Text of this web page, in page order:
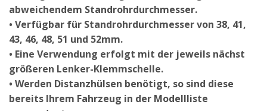
abweichendem Standrohrdurchmesser.
• Verfügbar für Standrohrdurchmesser von 38, 41,
43, 46, 48, 51 und 52mm.
• Eine Verwendung erfolgt mit der jeweils nächst
größeren Lenker-Klemmschelle.
• Werden Distanzhülsen benötigt, so sind diese
bereits Ihrem Fahrzeug in der Modellliste